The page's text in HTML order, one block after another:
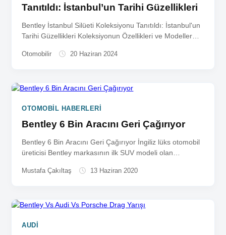
Tanıtıldı: İstanbul’un Tarihi Güzellikleri
Bentley İstanbul Silüeti Koleksiyonu Tanıtıldı: İstanbul'un
Tarihi Güzellikleri Koleksiyonun Özellikleri ve Modeller
Otomobilir 20 Haziran 2024
OTOMOBIL HABERLERI
Bentley 6 Bin Aracını Geri Çağırıyor
Bentley 6 Bin Aracını Geri Çağırıyor İngiliz lüks otomobil
üreticisi Bentley markasının ilk SUV modeli olan
Mustafa Çakıltaş 13 Haziran 2020
AUDI